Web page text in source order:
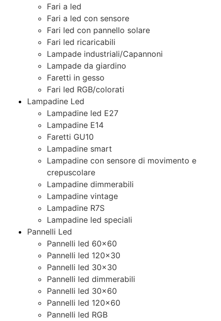
Fari a led
Fari a led con sensore
Fari led con pannello solare
Fari led ricaricabili
Lampade industriali/Capannoni
Lampade da giardino
Faretti in gesso
Fari led RGB/colorati
Lampadine Led
Lampadine led E27
Lampadine E14
Faretti GU10
Lampadine smart
Lampadine con sensore di movimento e
crepuscolare
Lampadine dimmerabili
Lampadine vintage
Lampadine R7S
Lampadine led speciali
Pannelli Led
Pannelli led 60×60
Pannelli led 120×30
Pannelli led 30×30
Pannelli led dimmerabili
Pannelli led 30×60
Pannelli led 120×60
Pannelli led RGB